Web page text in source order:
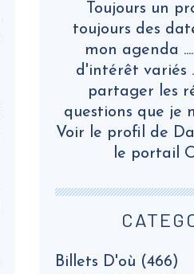
Billets D'où (466)
Toujours un
toujours des
mon agenda
d'intérêt variés
partager les
questions que je
Voir le profil de
le portail